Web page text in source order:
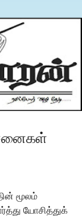
மூலம்
யோசித்துக்